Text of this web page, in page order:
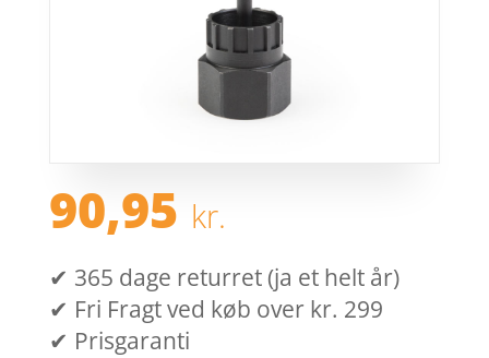
90,95 kr.
✔ 365 dage returret (ja et helt år)
✔ Fri Fragt ved køb over kr. 299
✔ Prisgaranti